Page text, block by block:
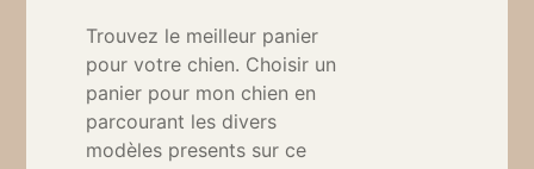
Trouvez le meilleur panier
pour votre chien. Choisir un
panier pour mon chien en
parcourant les divers
modèles presents sur ce